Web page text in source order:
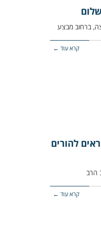
קרא עוד ←
להורים
קרא עוד ←